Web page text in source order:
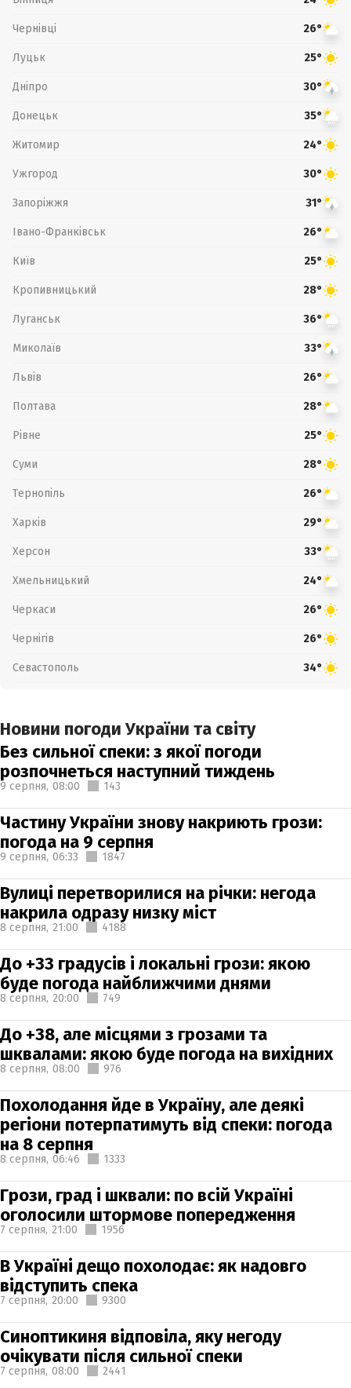
Чернівці 26°
Луцьк 25°
Дніпро 30°
Донецьк 35°
Житомир 24°
Ужгород 30°
Запоріжжя 31°
Івано-Франківськ 26°
Київ 25°
Кропивницький 28°
Луганськ 36°
Миколаїв 33°
Львів 26°
Полтава 28°
Рівне 25°
Суми 28°
Тернопіль 26°
Харків 29°
Херсон 33°
Хмельницький 24°
Черкаси 26°
Чернігів 26°
Севастополь 34°
Новини погоди України та світу
Без сильної спеки: з якої погоди
розпочнеться наступний тиждень
9 серпня, 08:00 143
Частину України знову накриють грози:
погода на 9 серпня
9 серпня, 06:33 1847
Вулиці перетворилися на річки: негода
накрила одразу низку міст
8 серпня, 21:00 4188
До +33 градусів і локальні грози: якою
буде погода найближчими днями
8 серпня, 20:00 749
До +38, але місцями з грозами та
шквалами: якою буде погода на вихідних
8 серпня, 08:00 976
Похолодання йде в Україну, але деякі
регіони потерпатимуть від спеки: погода
на 8 серпня
8 серпня, 06:46 1333
Грози, град і шквали: по всій Україні
оголосили штормове попередження
7 серпня, 21:00 1956
В Україні дещо похолодає: як надовго
відступить спека
7 серпня, 20:00 9300
Синоптикиня відповіла, яку негоду
очікувати після сильної спеки
7 серпня, 08:00 2441